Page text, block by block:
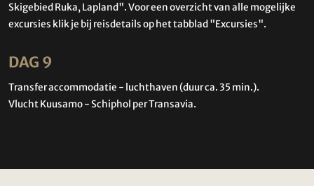
Skigebied Ruka, Lapland". Voor een overzicht van alle mogelijke
excursies klik je bij reisdetails op het tabblad "Excursies".
DAG 9
Transfer accommodatie - luchthaven (duur ca. 35 min.).
Vlucht Kuusamo - Schiphol per Transavia.